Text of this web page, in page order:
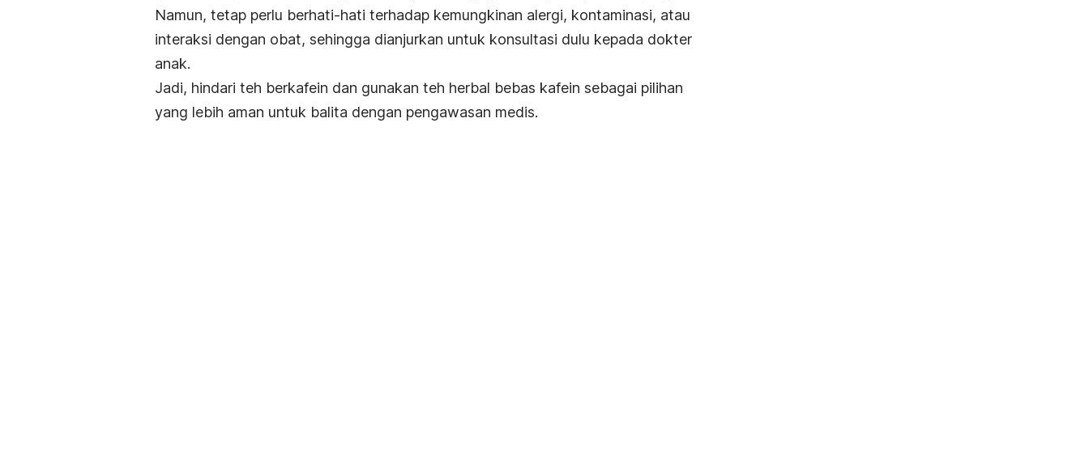
Namun, tetap perlu berhati-hati terhadap kemungkinan alergi, kontaminasi, atau
interaksi dengan obat, sehingga dianjurkan untuk konsultasi dulu kepada dokter
anak.
Jadi, hindari teh berkafein dan gunakan teh herbal bebas kafein sebagai pilihan
yang lebih aman untuk balita dengan pengawasan medis.